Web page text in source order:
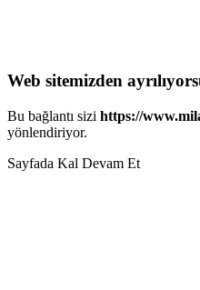
Web sitemizden
Bu bağlantı sizi https://
yönlendiriyor.
Sayfada Kal Devam Et